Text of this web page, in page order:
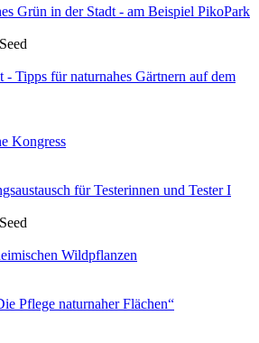
Grün in der Stadt - am Beispiel PikoPark
- Tipps für naturnahes Gärtnern auf dem
Kongress
für Testerinnen und Tester I
Wildpflanzen
Pflege naturnaher Flächen“